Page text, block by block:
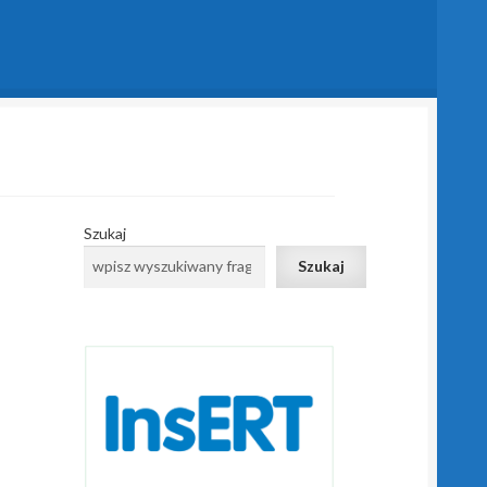
Szukaj
Szukaj